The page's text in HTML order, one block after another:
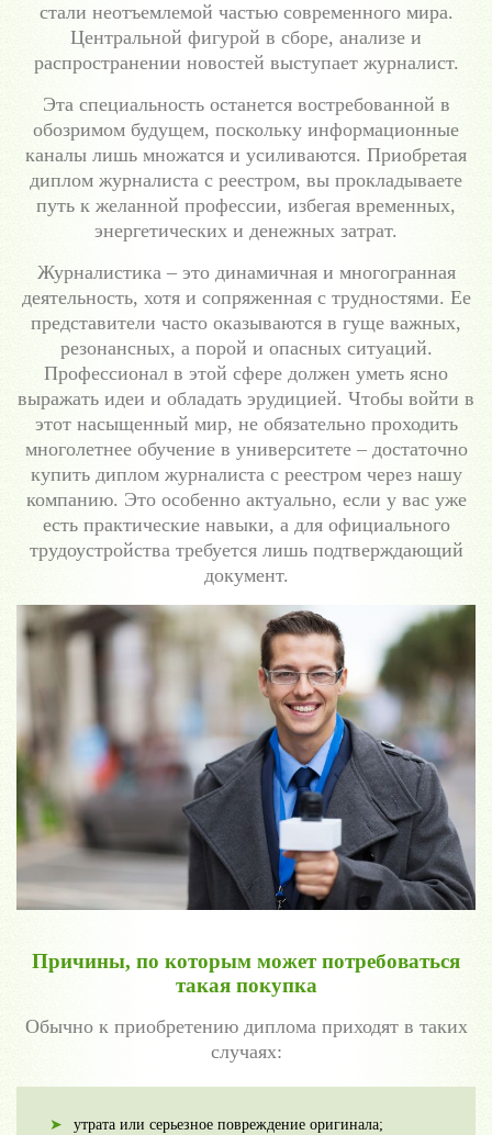
стали неотъемлемой частью современного мира.
Центральной фигурой в сборе, анализе и
распространении новостей выступает журналист.
Эта специальность останется востребованной в
обозримом будущем, поскольку информационные
каналы лишь множатся и усиливаются. Приобретая
диплом журналиста с реестром, вы прокладываете
путь к желанной профессии, избегая временных,
энергетических и денежных затрат.
Журналистика – это динамичная и многогранная
деятельность, хотя и сопряженная с трудностями. Ее
представители часто оказываются в гуще важных,
резонансных, а порой и опасных ситуаций.
Профессионал в этой сфере должен уметь ясно
выражать идеи и обладать эрудицией. Чтобы войти в
этот насыщенный мир, не обязательно проходить
многолетнее обучение в университете – достаточно
купить диплом журналиста с реестром через нашу
компанию. Это особенно актуально, если у вас уже
есть практические навыки, а для официального
трудоустройства требуется лишь подтверждающий
документ.
Причины, по которым может потребоваться
такая покупка
Обычно к приобретению диплома приходят в таких
случаях:
утрата или серьезное повреждение оригинала;